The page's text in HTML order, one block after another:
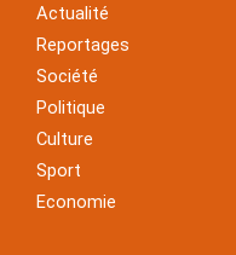
o
o
k
Actualité
Reportages
Société
Politique
Culture
Sport
Economie